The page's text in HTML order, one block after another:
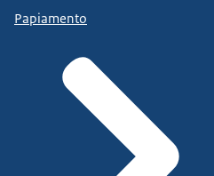
Papiamento